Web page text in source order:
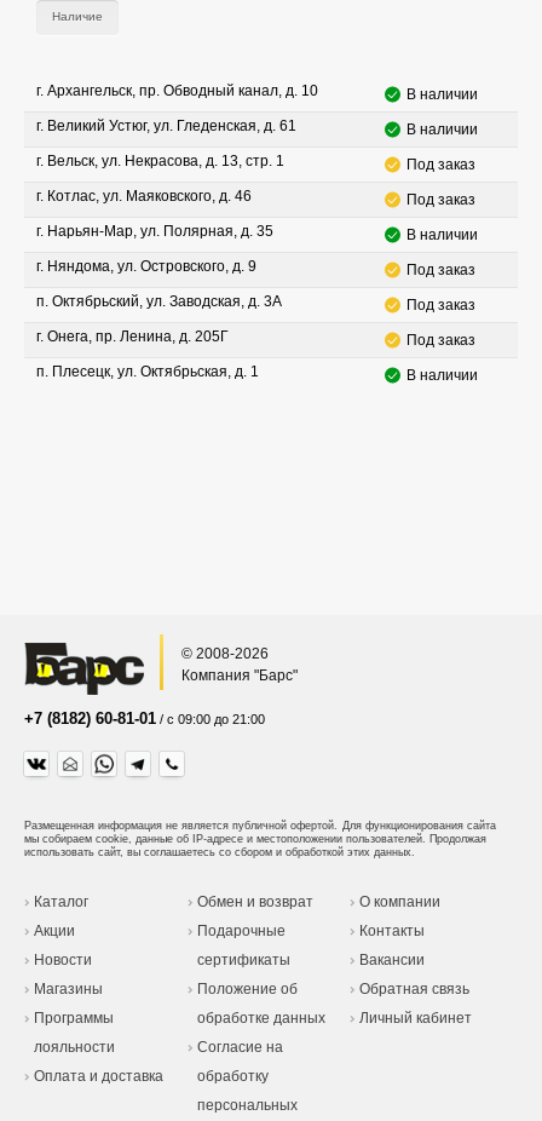
Наличие
г. Архангельск, пр. Обводный канал, д. 10
В наличии
г. Великий Устюг, ул. Гледенская, д. 61
В наличии
г. Вельск, ул. Некрасова, д. 13, стр. 1
Под заказ
г. Котлас, ул. Маяковского, д. 46
Под заказ
г. Нарьян-Мар, ул. Полярная, д. 35
В наличии
г. Няндома, ул. Островского, д. 9
Под заказ
п. Октябрьский, ул. Заводская, д. 3А
Под заказ
г. Онега, пр. Ленина, д. 205Г
Под заказ
п. Плесецк, ул. Октябрьская, д. 1
В наличии
© 2008-2026
Компания "Барс"
+7 (8182) 60-81-01 / с 09:00 до 21:00
Размещенная информация не является публичной офертой. Для функционирования сайта
мы собираем cookie, данные об IP-адресе и местоположении пользователей. Продолжая
использовать сайт, вы соглашаетесь со сбором и обработкой этих данных.
Каталог
Акции
Новости
Магазины
Программы
лояльности
Оплата и доставка
Обмен и возврат
Подарочные
сертификаты
Положение об
обработке данных
Согласие на
обработку
персональных
О компании
Контакты
Вакансии
Обратная связь
Личный кабинет